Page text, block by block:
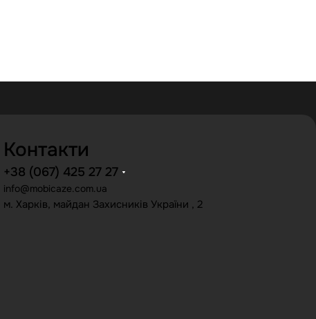
Контакти
+38 (067) 425 27 27
info@mobicaze.com.ua
м. Харків, майдан Захисників України , 2